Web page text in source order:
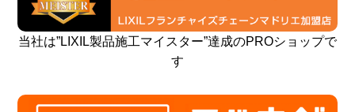
当社は”LIXIL製品施工マイスター”達成のPROショップで
す